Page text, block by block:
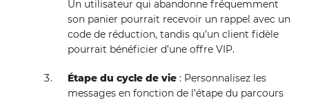
Un utilisateur qui abandonne fréquemment
son panier pourrait recevoir un rappel avec un
code de réduction, tandis qu’un client fidèle
pourrait bénéficier d’une offre VIP.
Étape du cycle de vie : Personnalisez les
messages en fonction de l’étape du parcours